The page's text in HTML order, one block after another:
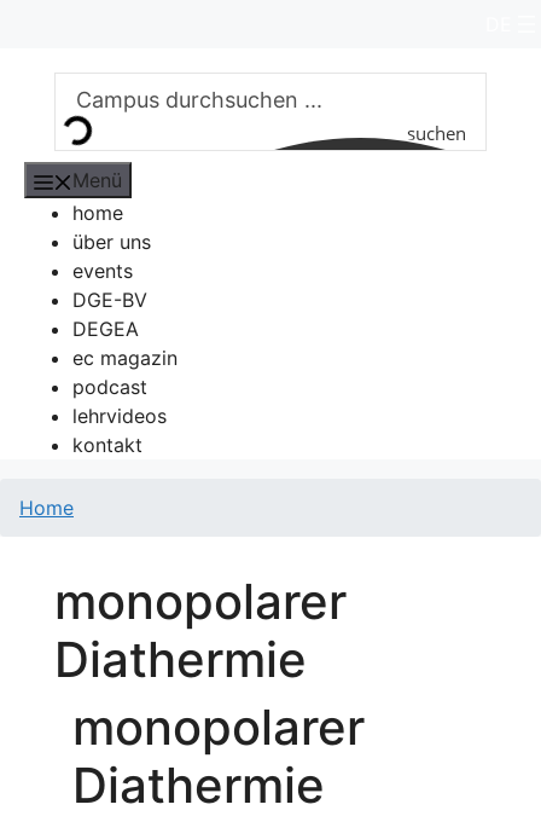
springen
suchen
Menü
home
über uns
events
DGE-BV
DEGEA
ec magazin
podcast
lehrvideos
kontakt
Home
monopolarer
Diathermie
monopolarer
Diathermie